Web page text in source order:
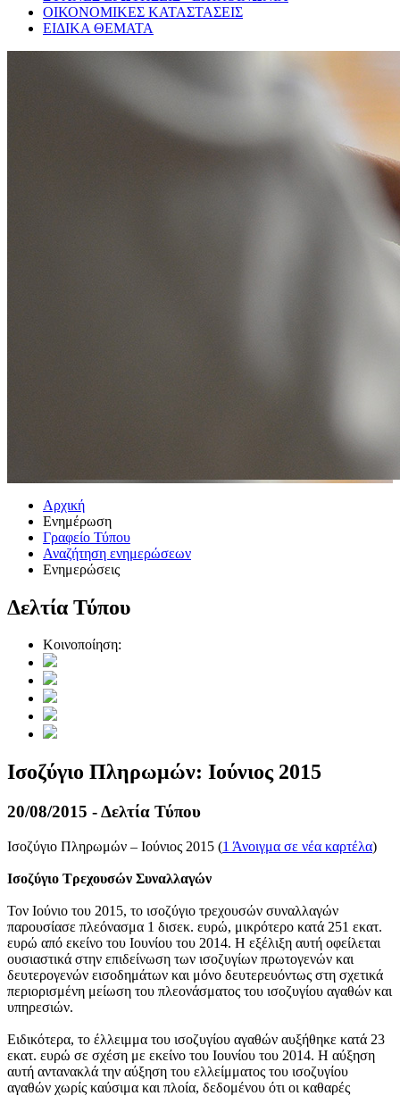
ΟΙΚΟΝΟΜΙΚΕΣ ΚΑΤΑΣΤΑΣΕΙΣ
ΕΙΔΙΚΑ ΘΕΜΑΤΑ
Αρχική
Ενημέρωση
Γραφείο Τύπου
Αναζήτηση ενημερώσεων
Ενημερώσεις
Δελτία Τύπου
Κοινοποίηση:
Ισοζύγιο Πληρωμών: Ιούνιος 2015
20/08/2015 - Δελτία Τύπου
Ισοζύγιο Πληρωμών – Ιούνιος 2015 (1 Άνοιγμα σε νέα καρτέλα)
Ισοζύγιο Τρεχουσών Συναλλαγών
Τον Ιούνιο του 2015, το ισοζύγιο τρεχουσών συναλλαγών
παρουσίασε πλεόνασμα 1 δισεκ. ευρώ, μικρότερο κατά 251 εκατ.
ευρώ από εκείνο του Ιουνίου του 2014. Η εξέλιξη αυτή οφείλεται
ουσιαστικά στην επιδείνωση των ισοζυγίων πρωτογενών και
δευτερογενών εισοδημάτων και μόνο δευτερευόντως στη σχετικά
περιορισμένη μείωση του πλεονάσματος του ισοζυγίου αγαθών και
υπηρεσιών.
Ειδικότερα, το έλλειμμα του ισοζυγίου αγαθών αυξήθηκε κατά 23
εκατ. ευρώ σε σχέση με εκείνο του Ιουνίου του 2014. Η αύξηση
αυτή αντανακλά την αύξηση του ελλείμματος του ισοζυγίου
αγαθών χωρίς καύσιμα και πλοία, δεδομένου ότι οι καθαρές